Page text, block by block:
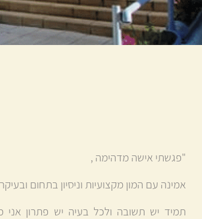
"פגשתי אישה מדהימה ,
אמינה עם המון מקצועיות וניסיון בתחום
תמיד יש תשובה ולכל בעיה יש פתרון אני